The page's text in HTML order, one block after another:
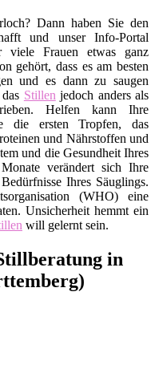
Dann haben Sie den
und unser Info-Portal
Frauen etwas ganz
gehört, dass es am besten
und es dann zu saugen
Stillen jedoch anders als
Helfen kann Ihre
die ersten Tropfen, das
und Nährstoffen und
und die Gesundheit Ihres
verändert sich Ihre
Ihres Säuglings.
(WHO) eine
Unsicherheit hemmt ein
will gelernt sein.
in